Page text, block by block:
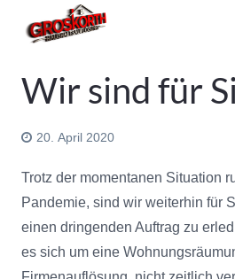
Datenschutzerklärung
Impressum
Startseite
Links
Wir sind für
20. April 2020
Trotz der momentanen Situation
Pandemie, sind wir weiterhin für
einen dringenden Auftrag zu
es sich um eine